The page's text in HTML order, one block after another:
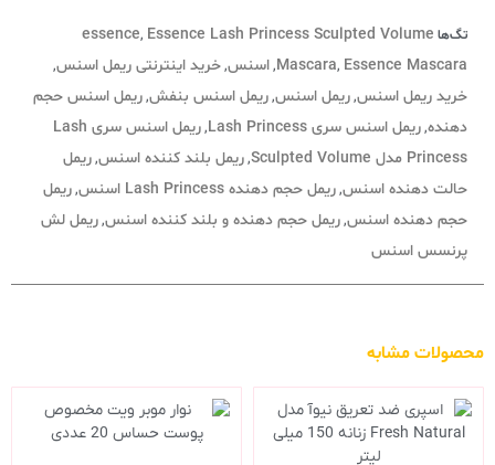
تگ‌ها essence, Essence Lash Princess Sculpted Volume
Mascara, Essence Mascara
,اسنس,خرید اینترنتی ریمل اسنس,
خرید ریمل اسنس,ریمل اسنس,ریمل اسنس بنفش,ریمل اسنس حجم
دهنده,ریمل اسنس سری Lash Princess ,
ریمل اسنس سری Lash
Princess مدل Sculpted Volume
,ریمل بلند کننده اسنس,ریمل
حالت دهنده اسنس,ریمل حجم دهنده Lash Princess اسنس ,ریمل
حجم دهنده اسنس,ریمل حجم دهنده و بلند کننده اسنس,ریمل لش
پرنسس اسنس
محصولات مشابه